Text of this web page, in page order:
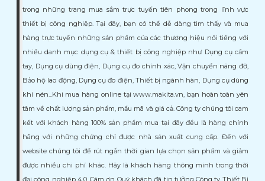
trong những trang mua sắm trực tuyến tiên phong trong lĩnh vực
thiết bị công nghiệp. Tại đây, bạn có thể dễ dàng tìm thấy và mua
hàng trực tuyến những sản phẩm của các thương hiệu nổi tiếng với
nhiều danh mục dụng cụ & thiết bị công nghiệp như Dụng cụ cầm
tay, Dụng cụ dùng điện, Dụng cụ đo chính xác, Vận chuyển nâng đỡ,
Bảo hộ lao động, Dụng cụ đo điện, Thiết bị ngành hàn, Dụng cụ dùng
khí nén...Khi mua hàng online tại www.makita.vn, bạn hoàn toàn yên
tâm về chất lượng sản phẩm, mẩu mã và giá cả. Công ty chúng tôi cam
kết với khách hàng 100% sản phẩm mua tại đây đều là hàng chính
hãng với những chứng chỉ được nhà sản xuất cung cấp. Đến với
website chúng tôi để rút ngắn thời gian lựa chọn sản phẩm và giảm
được nhiều chi phí khác. Hãy là khách hàng thông minh trong thời
đại công nghiệp 4.0. Cám ơn Quý khách đã tin tưởng Công ty Thiết Bị